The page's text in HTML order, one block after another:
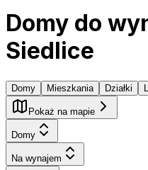
Domy do
Siedlice
Domy Mieszkania Działki
Pokaż na mapie
Domy
Na wynajem